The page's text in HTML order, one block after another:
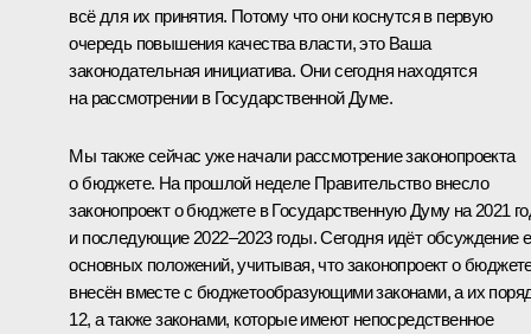
всё для их принятия. Потому что они коснутся в первую
очередь повышения качества власти, это Ваша
законодательная инициатива. Они сегодня находятся
на рассмотрении в Государственной Думе.
Мы также сейчас уже начали рассмотрение законопроекта
о бюджете. На прошлой неделе Правительство внесло
законопроект о бюджете в Государственную Думу на 2021
и последующие 2022–2023 годы. Сегодня идёт обсуждение
основных положений, учитывая, что законопроект о
внесён вместе с бюджетообразующими законами, а их
12, а также законами, которые имеют непосредственное